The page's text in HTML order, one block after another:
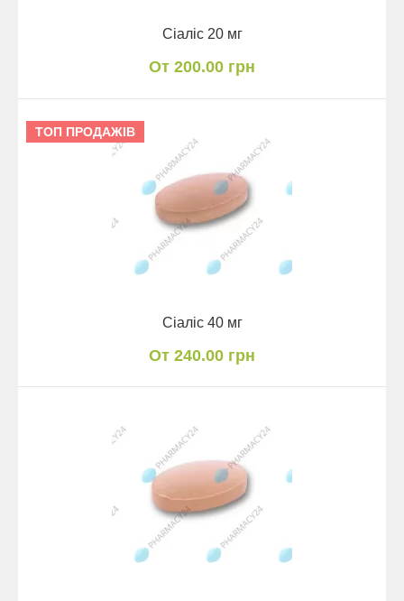
Сіаліс 20 мг
От 200.00 грн
ТОП ПРОДАЖІВ
Сіаліс 40 мг
От 240.00 грн